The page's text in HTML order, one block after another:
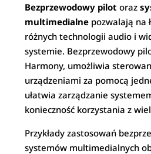
Bezprzewodowy pilot oraz
multimedialne pozwalają na
różnych technologii audio i
systemie. Bezprzewodowy
Harmony, umożliwia
urządzeniami za pomocą
ułatwia zarządzanie
konieczność korzystania z
Przykłady zastosowań
systemów multimedialnych